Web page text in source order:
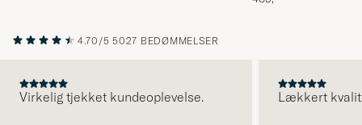
4.70/5 5027 BEDØMMELSER
Virkelig tjekket kundeoplevelse. Lækkert